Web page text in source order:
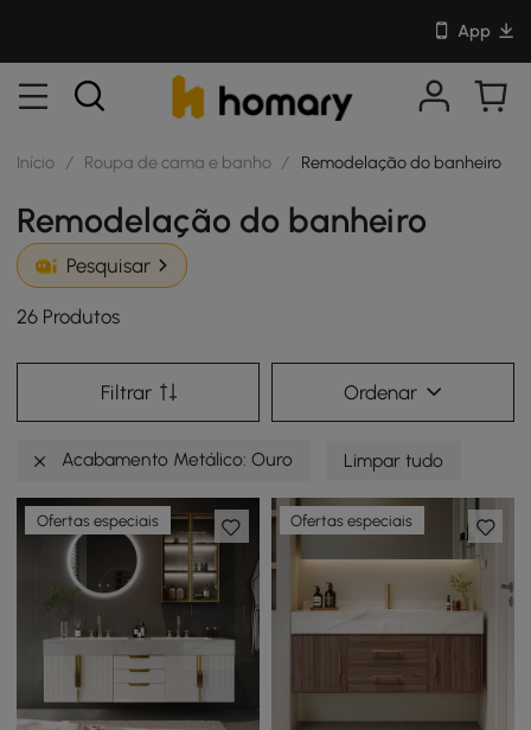
App
Início / Roupa de cama e banho / Remodelação do banheiro
Remodelação do banheiro
Pesquisar
26 Produtos
Filtrar Ordenar
Acabamento Metálico: Ouro Limpar tudo
Ofertas especiais Ofertas especiais